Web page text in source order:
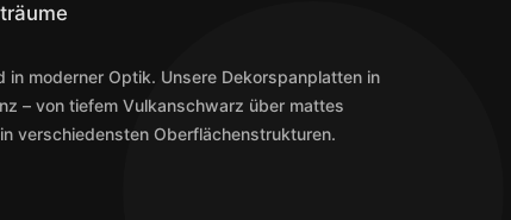
moderner Optik. Unsere Dekorspanplatten in
– von tiefem Vulkanschwarz über mattes
verschiedensten Oberflächenstrukturen.